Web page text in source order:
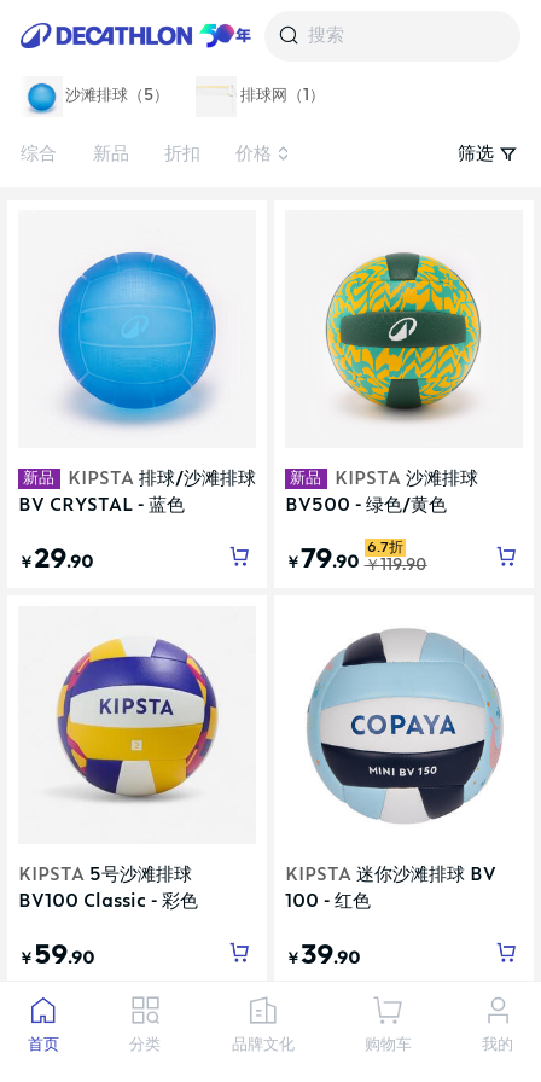
搜索
沙滩排球（5） 排球网（1）
综合 新品 折扣 价格 筛选
新品 KIPSTA排球/沙滩排球
BV CRYSTAL - 蓝色
￥ 29.90
新品 KIPSTA沙滩排球
BV500 - 绿色/黄色
￥79.90
6.7折
￥119.90
KIPSTA 5号沙滩排球
BV100 Classic - 彩色
￥ 59.90
KIPSTA迷你沙滩排球 BV
100 - 红色
￥39.90
首页 分类 品牌文化 购物车 我的